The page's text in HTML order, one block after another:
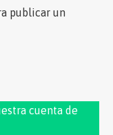
publicar un
cuenta de